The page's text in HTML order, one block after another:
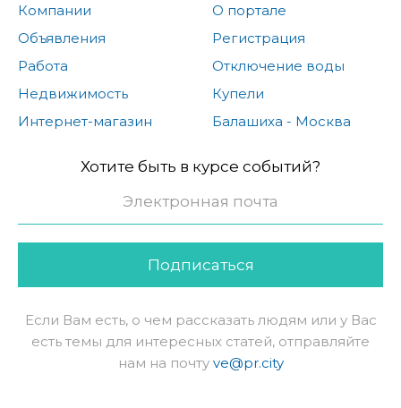
Компании
Объявления
Работа
Недвижимость
Интернет-магазин
О портале
Регистрация
Отключение воды
Купели
Балашиха - Москва
Хотите быть в курсе событий?
Подписаться
Если Вам есть, о чем рассказать людям или у Вас
есть темы для интересных статей, отправляйте
нам на почту ve@pr.city